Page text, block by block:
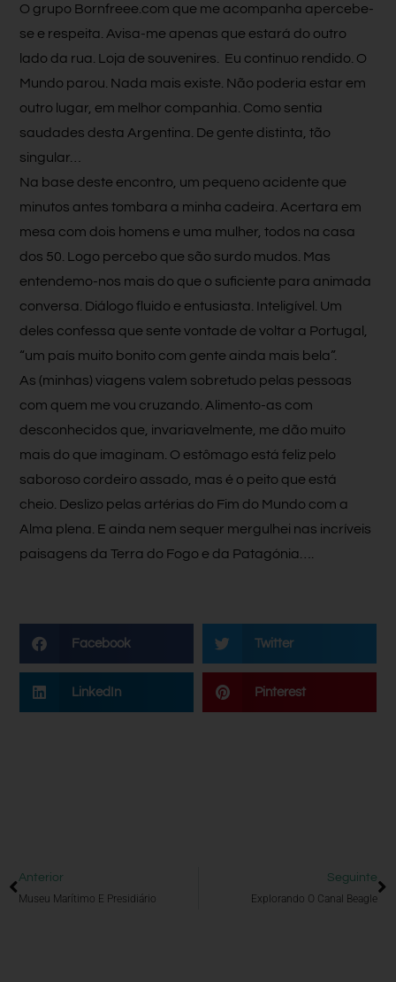
O grupo Bornfreee.com que me acompanha apercebe-
se e respeita. Avisa-me apenas que estará do outro
lado da rua. Loja de souvenires. Eu continuo rendido. O
Mundo parou. Nada mais existe. Não poderia estar em
outro lugar, em melhor companhia. Como sentia
saudades desta Argentina. De gente distinta, tão
singular…
Na base deste encontro, um pequeno acidente que
minutos antes tombara a minha cadeira. Acertara em
mesa com dois homens e uma mulher, todos na casa
dos 50. Logo percebo que são surdo mudos. Mas
entendemo-nos mais do que o suficiente para animada
conversa. Diálogo fluido e entusiasta. Inteligível. Um
deles confessa que sente vontade de voltar a Portugal,
“um país muito bonito com gente ainda mais bela”.
As (minhas) viagens valem sobretudo pelas pessoas
com quem me vou cruzando. Alimento-as com
desconhecidos que, invariavelmente, me dão muito
mais do que imaginam. O estômago está feliz pelo
saboroso cordeiro assado, mas é o peito que está
cheio. Deslizo pelas artérias do Fim do Mundo com a
Alma plena. E ainda nem sequer mergulhei nas incríveis
paisagens da Terra do Fogo e da Patagónia….
Facebook Twitter
LinkedIn Pinterest
Anterior
Museu Marítimo E Presidiário
Seguinte
Explorando O Canal Beagle